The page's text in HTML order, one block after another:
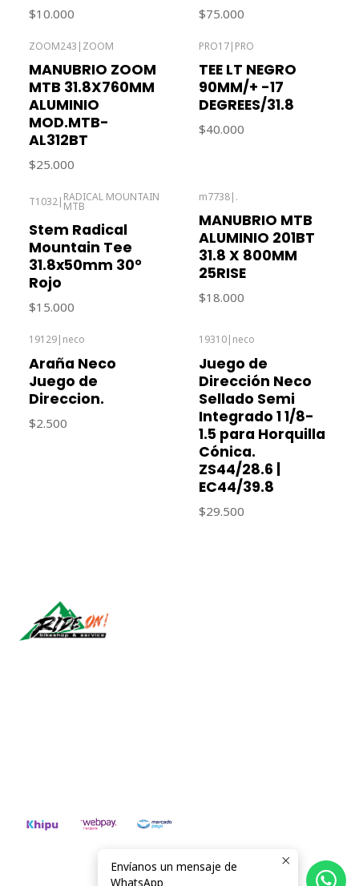
$10.000 $75.000
ZOOM243 | ZOOM
MANUBRIO ZOOM
MTB 31.8X760MM
ALUMINIO
MOD.MTB-
AL312BT
$25.000
PRO17| PRO
TEE LT NEGRO
90MM/+ -17
DEGREES/31.8
$40.000
Agotado
T1032| RADICAL MOUNTAIN
MTB
Stem Radical
Mountain Tee
31.8x50mm 30°
Rojo
$15.000
m7738| .
MANUBRIO MTB
ALUMINIO 201BT
31.8 X 800MM
25RISE
$18.000
19129| neco
Araña Neco
Juego de
Direccion.
$2.500
19310| neco
Juego de
Dirección Neco
Sellado Semi
Integrado 1 1/8-
1.5 para Horquilla
Cónica.
ZS44/28.6 |
EC44/39.8
$29.500
Envíanos un mensaje de
WhatsApp